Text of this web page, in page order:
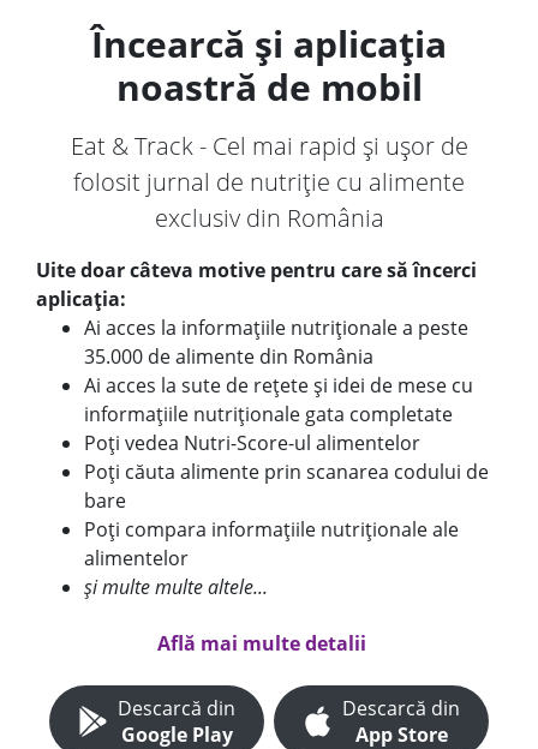
Încearcă și aplicația
noastră de mobil
Eat & Track - Cel mai rapid și ușor de
folosit jurnal de nutriție cu alimente
exclusiv din România
Uite doar câteva motive pentru care să încerci
aplicația:
Ai acces la informațiile nutriționale a peste
35.000 de alimente din România
Ai acces la sute de rețete și idei de mese cu
informațiile nutriționale gata completate
Poți vedea Nutri-Score-ul alimentelor
Poți căuta alimente prin scanarea codului de
bare
Poți compara informațiile nutriționale ale
alimentelor
și multe multe altele...
Află mai multe detalii
Descarcă din
Google Play
Descarcă din
App Store